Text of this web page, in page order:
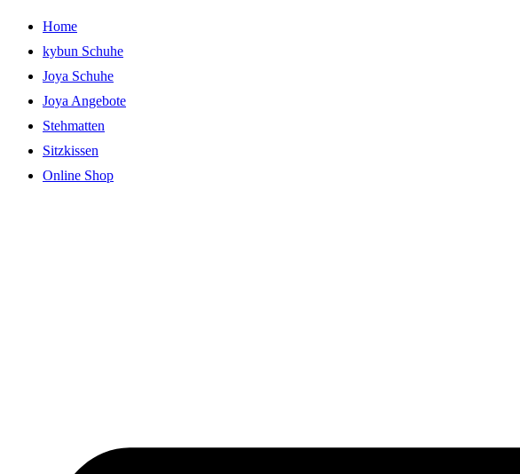
Zum
Inhalt
springen
Home
kybun Schuhe
Joya Schuhe
Joya Angebote
Stehmatten
Sitzkissen
Online Shop